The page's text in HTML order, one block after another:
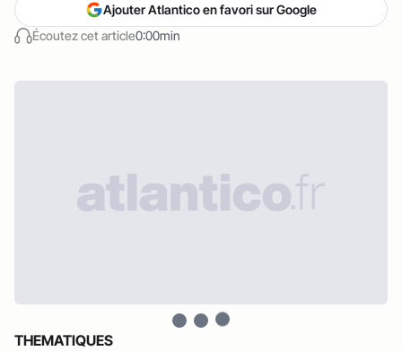
Écoutez cet article0:00min
Ajouter Atlantico en favori sur Google
THEMATIQUES